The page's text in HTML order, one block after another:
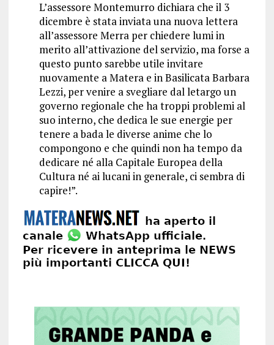
L’assessore Montemurro dichiara che il 3
dicembre è stata inviata una nuova lettera
all’assessore Merra per chiedere lumi in
merito all’attivazione del servizio, ma forse a
questo punto sarebbe utile invitare
nuovamente a Matera e in Basilicata Barbara
Lezzi, per venire a svegliare dal letargo un
governo regionale che ha troppi problemi al
suo interno, che dedica le sue energie per
tenere a bada le diverse anime che lo
compongono e che quindi non ha tempo da
dedicare né alla Capitale Europea della
Cultura né ai lucani in generale, ci sembra di
capire!”.